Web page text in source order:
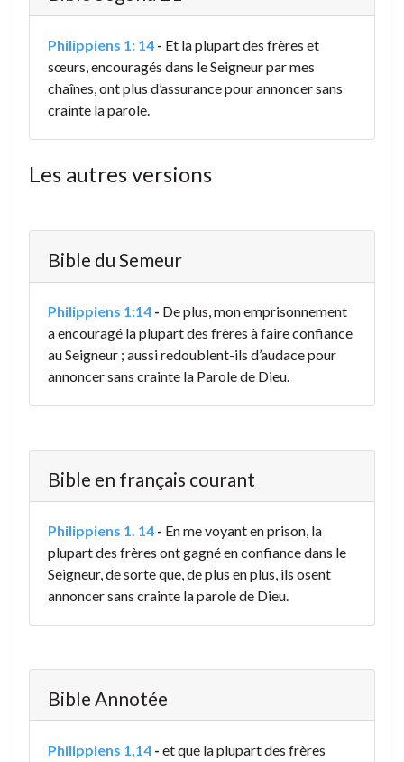
Philippiens 1: 14 - Et la plupart des frères et
sœurs, encouragés dans le Seigneur par mes
chaînes, ont plus d’assurance pour annoncer sans
crainte la parole.
Les autres versions
Bible du Semeur
Philippiens 1:14 - De plus, mon emprisonnement
a encouragé la plupart des frères à faire confiance
au Seigneur ; aussi redoublent-ils d’audace pour
annoncer sans crainte la Parole de Dieu.
Bible en français courant
Philippiens 1. 14 - En me voyant en prison, la
plupart des frères ont gagné en confiance dans le
Seigneur, de sorte que, de plus en plus, ils osent
annoncer sans crainte la parole de Dieu.
Bible Annotée
Philippiens 1,14 - et que la plupart des frères